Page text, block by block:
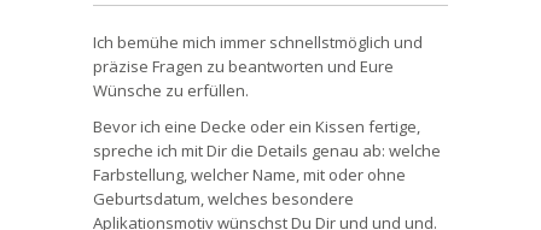
Ich bemühe mich immer schnellstmöglich und
präzise Fragen zu beantworten und Eure
Wünsche zu erfüllen.
Bevor ich eine Decke oder ein Kissen fertige,
spreche ich mit Dir die Details genau ab: welche
Farbstellung, welcher Name, mit oder ohne
Geburtsdatum, welches besondere
Aplikationsmotiv wünschst Du Dir und und und.